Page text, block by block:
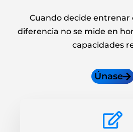
Cuando decide entrenar
diferencia no se mide en
capacidades
Únase